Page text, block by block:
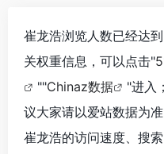
崔龙浩浏览人数已经达
关权重信息，可以点击"
""Chinaz数据
"进入
议大家请以爱站数据为
崔龙浩的访问速度、搜